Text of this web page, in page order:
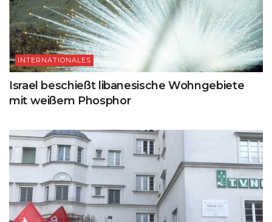
INTERNATIONALES
Israel beschießt libanesische Wohngebiete
mit weißem Phosphor